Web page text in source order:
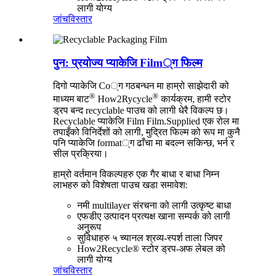
लागी योग्य
जांचविस्तार
पुन: प्रयोज्य प्याकेजि Film्ग फिल्म
दिगो प्याकेजि Co्ग गठबन्धन मा हाम्रो साझेदारी को
माध्यम बाट® How2Rycycle® कार्यक्रम, हामी स्टोर
ड्रप बन्द recyclable पाउच को लागी धेरै विकल्प छ।
Recyclable प्याकेजि Film Film.Supplied एक रोल मा
तपाइँको विनिर्देशों को लागी, मुद्रित फिल्म को रूप मा कुनै
पनि प्याकेजि format्ग ढाँचा मा बदल्न सकिन्छ, भर्न र
सील प्रक्रिया।
हाम्रो वर्तमान विकल्पहरु एक गैर बाधा र बाधा निम्न
लाभहरु को विशेषता पाउच खडा समावेश:
नमी multilayer संरचना को लागी उत्कृष्ट बाधा
एफडीए उत्पादन प्रत्यक्ष खाना सम्पर्क को लागी
अनुरूप
सुविधाहरु ५ च्यानल श्रव्य-स्पर्श ताला जिपर
How2Recycle® स्टोर ड्रप-अफ लेबल को
लागी योग्य
जांचविस्तार